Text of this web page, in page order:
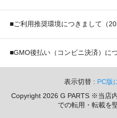
■ご利用推奨環境につきまして（
■GMO後払い（コンビニ決済）に
表示切替 : PC版
Copyright 2026 G PARTS ※当店
での転用・転載を